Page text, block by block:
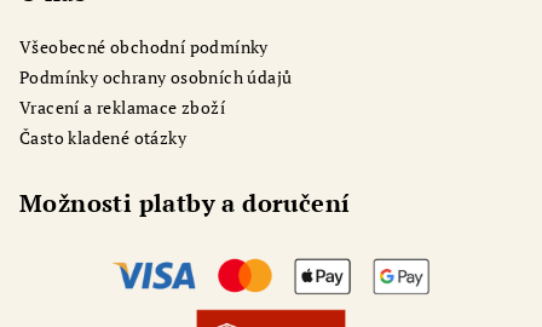
Všeobecné obchodní podmínky
Podmínky ochrany osobních údajů
Vracení a reklamace zboží
Často kladené otázky
Možnosti platby a doručení